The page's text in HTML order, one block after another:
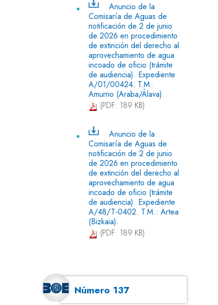
Anuncio de la
Comisaría de Aguas de
notificación de 2 de junio
de 2026 en procedimiento
de extinción del derecho al
aprovechamiento de agua
incoado de oficio (trámite
de audiencia). Expediente
A/01/00424. T.M.:
Amurrio (Araba/Álava).
(PDF: 189 KB)
Anuncio de la
Comisaría de Aguas de
notificación de 2 de junio
de 2026 en procedimiento
de extinción del derecho al
aprovechamiento de agua
incoado de oficio (trámite
de audiencia). Expediente
A/48/T-0402. T.M.: Artea
(Bizkaia).
(PDF: 189 KB)
Número 137